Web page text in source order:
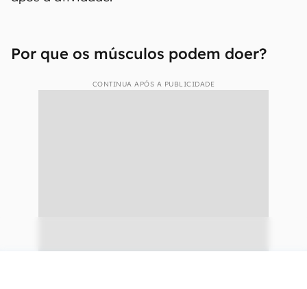
Por que os músculos podem doer?
CONTINUA APÓS A PUBLICIDADE